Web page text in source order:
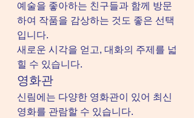
예술을 좋아하는 친구들과 함께 방문
하여 작품을 감상하는 것도 좋은 선택
입니다.
새로운 시각을 얻고, 대화의 주제를 넓
힐 수 있습니다.
영화관
신림에는 다양한 영화관이 있어 최신
영화를 관람할 수 있습니다.